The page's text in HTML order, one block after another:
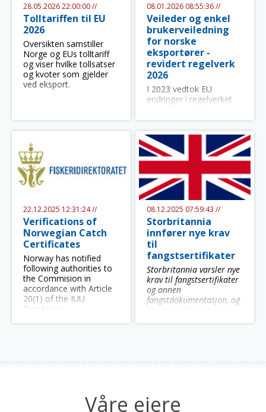
28.05.2026 22:00:00 //
Tolltariffen til EU
2026
Oversikten samstiller
Norge og EUs tolltariff
og viser hvilke tollsatser
og kvoter som gjelder
ved eksport.
08.01.2026 08:55:36 //
Veileder og enkel
brukerveiledning
for norske
eksportører -
revidert regelverk
2026
I 2023 vedtok EU
endringer i regelverket
Disse endringene gjelder
fra 10. januar 2026.
22.12.2025 12:31:24 //
Verifications of
Norwegian Catch
Certificates
Norway has notified
following authorities to
the Commision in
accordance with Article
20(1) of the IUU
Regulation.
08.12.2025 07:59:43 //
Storbritannia
innfører nye krav
til
fangstsertifikater
Storbritannia varsler nye
krav til fangstsertifikater
og annen
fangstdokumentasjon, og
Våre eiere